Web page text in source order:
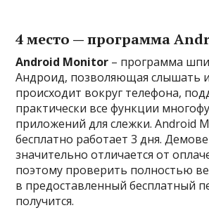
4 место — программа
Android Monitor – программа
Андроид, позволяющая слышать
происходит вокруг телефона,
практически все функции
приложений для слежки. Android
бесплатно работает 3 дня.
значительно отличается от
поэтому проверить полностью
в предоставленный бесплатный
получится.